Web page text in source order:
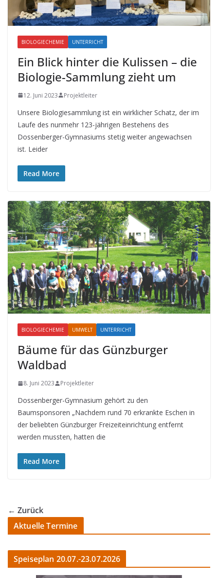
BIOLOGIECHEMIE UNTERRICHT
Ein Blick hinter die Kulissen – die
Biologie-Sammlung zieht um
12. Juni 2023 Projektleiter
Unsere Biologiesammlung ist ein wirklicher Schatz, der im
Laufe des nunmehr 123-jährigen Bestehens des
Dossenberger-Gymnasiums stetig weiter angewachsen
ist. Leider
Read More
BIOLOGIECHEMIE UMWELT UNTERRICHT
Bäume für das Günzburger
Waldbad
8. Juni 2023 Projektleiter
Dossenberger-Gymnasium gehört zu den
Baumsponsoren „Nachdem rund 70 erkrankte Eschen in
der beliebten Günzburger Freizeiteinrichtung entfernt
werden mussten, hatten die
Read More
← Zurück
Aktuelle Termine
Speiseplan 20.07.-23.07.2026